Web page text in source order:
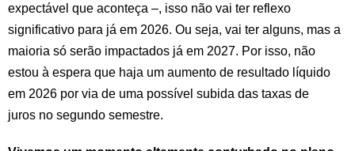
expectável que aconteça –, isso não vai ter reflexo
significativo para já em 2026. Ou seja, vai ter alguns, mas a
maioria só serão impactados já em 2027. Por isso, não
estou à espera que haja um aumento de resultado líquido
em 2026 por via de uma possível subida das taxas de
juros no segundo semestre.